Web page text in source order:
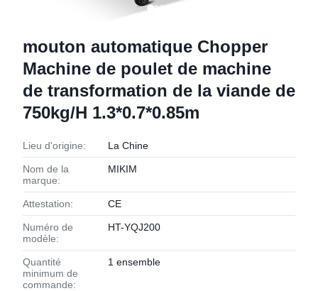
mouton automatique Chopper
Machine de poulet de machine
de transformation de la viande de
750kg/H 1.3*0.7*0.85m
Lieu d'origine: La Chine
Nom de la
marque:
MIKIM
Attestation: CE
Numéro de
modèle:
HT-YQJ200
Quantité
minimum de
commande:
1 ensemble